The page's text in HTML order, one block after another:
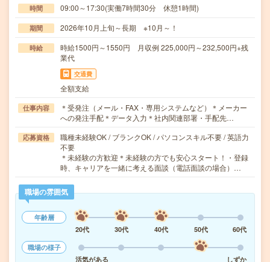
時間 09:00～17:30(実働7時間30分 休憩1時間)
期間 2026年10月上旬～長期 ※10月～！
時給
時給1500円～1550円 月収例 225,000円～232,500円+残
業代
交通費
全額支給
仕事内容
＊受発注（メール・FAX・専用システムなど）＊メーカー
への発注手配＊データ入力＊社内関連部署・手配先…
応募資格
職種未経験OK / ブランクOK / パソコンスキル不要 / 英語力
不要
＊未経験の方歓迎＊未経験の方でも安心スタート！・登録
時、キャリアを一緒に考える面談（電話面談の場合）…
職場の雰囲気
年齢層
20代
30代 40代 50代
60代
職場の様子
活気がある
しずか